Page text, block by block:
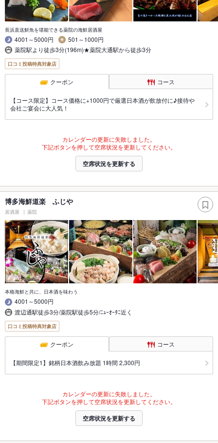
長浜直送鮮魚を堪能できる薬院の海鮮居酒屋
4001～5000円
501～1000円
薬院駅より徒歩3分(196m)★薬院大通駅から徒歩3分
口コミ投稿特典対象店
クーポン コース
【コース限定】コース価格に+1000円で厳選日本酒が飲放付に♪接待や
会社ご宴会に大人気！
カレンダーの更新に失敗しました。
下記ボタンを押して空席状況を更新してください。
空席状況を更新する
博多海鮮道楽 ふじや
居酒屋 薬院
本格海鮮と共に、日本酒を味わう
4001～5000円
渡辺通駅徒歩3分/薬院駅徒歩5分/ﾆｭｰｵｰﾀﾆ近く
口コミ投稿特典対象店
クーポン コース
【期間限定1】銘柄日本酒飲み放題 1時間 2,300円
カレンダーの更新に失敗しました。
下記ボタンを押して空席状況を更新してください。
空席状況を更新する